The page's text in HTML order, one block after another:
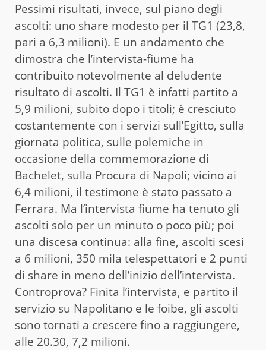
Pessimi risultati, invece, sul piano degli
ascolti: uno share modesto per il TG1 (23,8,
pari a 6,3 milioni). E un andamento che
dimostra che l’intervista-fiume ha
contribuito notevolmente al deludente
risultato di ascolti. Il TG1 è infatti partito a
5,9 milioni, subito dopo i titoli; è cresciuto
costantemente con i servizi sull’Egitto, sulla
giornata politica, sulle polemiche in
occasione della commemorazione di
Bachelet, sulla Procura di Napoli; vicino ai
6,4 milioni, il testimone è stato passato a
Ferrara. Ma l’intervista fiume ha tenuto gli
ascolti solo per un minuto o poco più; poi
una discesa continua: alla fine, ascolti scesi
a 6 milioni, 350 mila telespettatori e 2 punti
di share in meno dell’inizio dell’intervista.
Controprova? Finita l’intervista, e partito il
servizio su Napolitano e le foibe, gli ascolti
sono tornati a crescere fino a raggiungere,
alle 20.30, 7,2 milioni.